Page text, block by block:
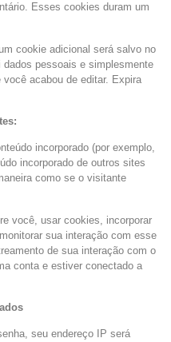
Esses cookies duram um
cookie adicional será salvo no
pessoais e simplesmente
acabou de editar. Expira
incorporado (por exemplo,
incorporado de outros sites
como se o visitante
você, usar cookies, incorporar
sua interação com esse
de sua interação com o
conta e estiver conectado a
seu endereço IP será